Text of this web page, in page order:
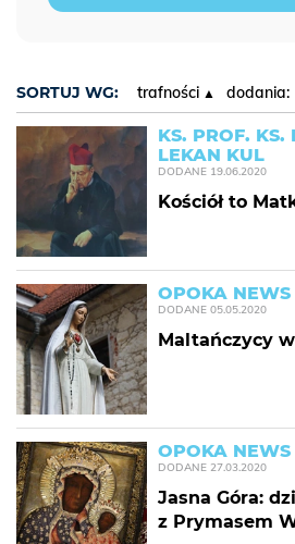
SORTUJ WG: trafności dodania:
KS. PROF.
LEKAN KUL
DODANE 19.06.2020
Kościół to
OPOKA NEWS
DODANE 05.05.2020
Maltańczycy
OPOKA NEWS
DODANE 27.03.2020
Jasna Góra:
z Prymasem